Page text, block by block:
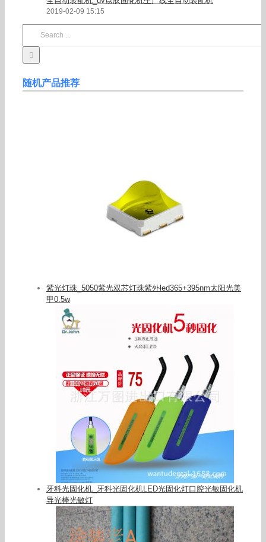
2019-02-09 15:15
随机产品推荐
紫光灯珠_5050紫光双芯灯珠紫外led365+395nm太阳光美
甲0.5w
牙科光固化机_牙科光固化机LED光固化灯口腔光敏固化机
导光棒光敏灯